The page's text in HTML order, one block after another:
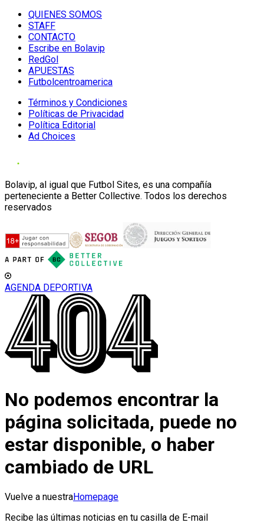
QUIENES SOMOS
STAFF
CONTACTO
Escribe en Bolavip
RedGol
APUESTAS
Futbolcentroamerica
Términos y Condiciones
Políticas de Privacidad
Política Editorial
Ad Choices
Bolavip, al igual que Futbol Sites, es una compañía
perteneciente a Better Collective. Todos los derechos
reservados
AGENDA DEPORTIVA
No podemos encontrar la
página solicitada, puede no
estar disponible, o haber
cambiado de URL
Vuelve a nuestraHomepage
Recibe las últimas noticias en tu casilla de E-mail